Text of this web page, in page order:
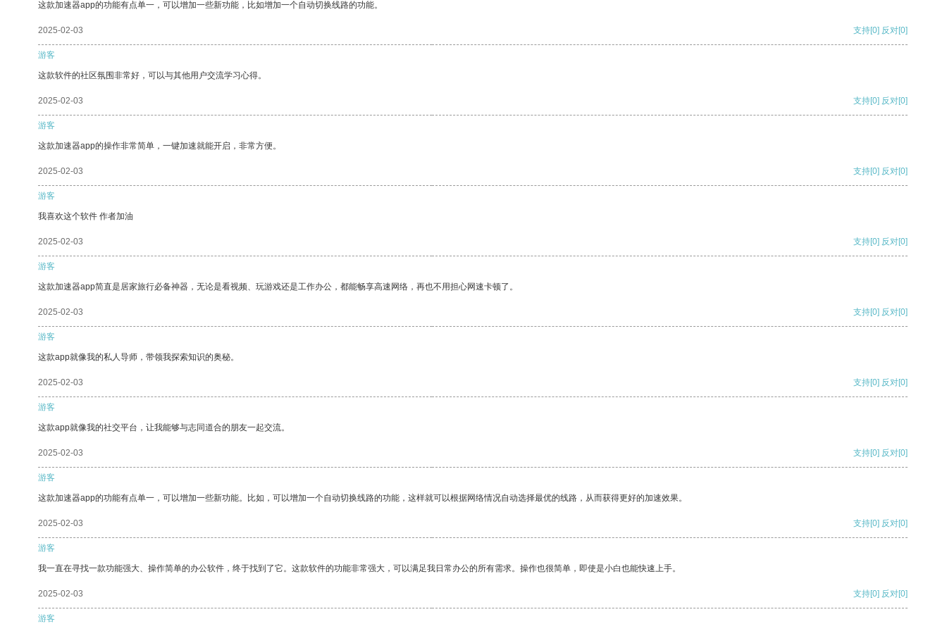
这款加速器app的功能有点单一，可以增加一些新功能，比如增加一个自动切换线路的功能。
2025-02-03 支持[0] 反对[0]
游客
这款软件的社区氛围非常好，可以与其他用户交流学习心得。
2025-02-03 支持[0] 反对[0]
游客
这款加速器app的操作非常简单，一键加速就能开启，非常方便。
2025-02-03 支持[0] 反对[0]
游客
我喜欢这个软件 作者加油
2025-02-03 支持[0] 反对[0]
游客
这款加速器app简直是居家旅行必备神器，无论是看视频、玩游戏还是工作办公，都能畅享高速网络，再也不用担心网速卡顿了。
2025-02-03 支持[0] 反对[0]
游客
这款app就像我的私人导师，带领我探索知识的奥秘。
2025-02-03 支持[0] 反对[0]
游客
这款app就像我的社交平台，让我能够与志同道合的朋友一起交流。
2025-02-03 支持[0] 反对[0]
游客
这款加速器app的功能有点单一，可以增加一些新功能。比如，可以增加一个自动切换线路的功能，这样就可以根据网络情况自动选择最优的线路，从而获得更好的加速效果。
2025-02-03 支持[0] 反对[0]
游客
我一直在寻找一款功能强大、操作简单的办公软件，终于找到了它。这款软件的功能非常强大，可以满足我日常办公的所有需求。操作也很简单，即使是小白也能快速上手。
2025-02-03 支持[0] 反对[0]
游客